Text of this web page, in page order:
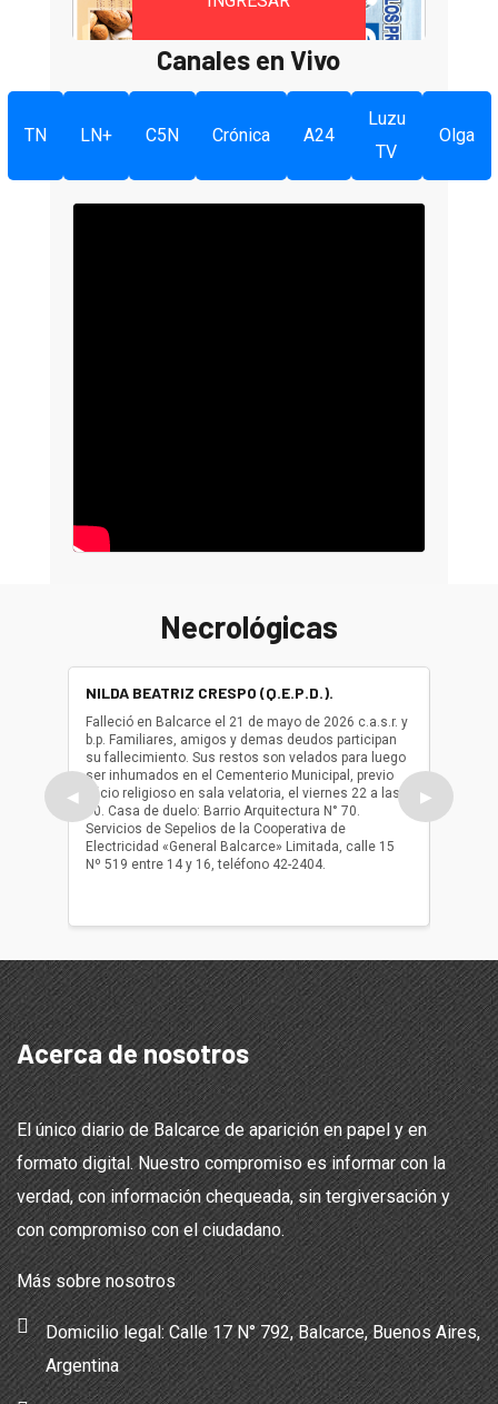
Canales en Vivo
TN LN+ C5N Crónica A24
Luzu
TV
Olga
Necrológicas
◀
NILDA BEATRIZ CRESPO (Q.E.P.D.).
Falleció en Balcarce el 21 de mayo de 2026 c.a.s.r. y
b.p. Familiares, amigos y demas deudos participan
su fallecimiento. Sus restos son velados para luego
ser inhumados en el Cementerio Municipal, previo
oficio religioso en sala velatoria, el viernes 22 a las
10. Casa de duelo: Barrio Arquitectura N° 70.
Servicios de Sepelios de la Cooperativa de
Electricidad «General Balcarce» Limitada, calle 15
Nº 519 entre 14 y 16, teléfono 42-2404.
ser
oficio
▶
Acerca de nosotros
El único diario de Balcarce de aparición en papel y en
formato digital. Nuestro compromiso es informar con la
verdad, con información chequeada, sin tergiversación y
con compromiso con el ciudadano.
Más sobre nosotros
Domicilio legal: Calle 17 N° 792, Balcarce, Buenos Aires,
Argentina